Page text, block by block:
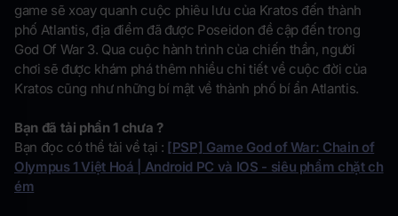
game sẽ xoay quanh cuộc phiêu lưu của Kratos đến thành
phố Atlantis, địa điểm đã được Poseidon đề cập đến trong
God Of War 3. Qua cuộc hành trình của chiến thần, người
chơi sẽ được khám phá thêm nhiều chi tiết về cuộc đời của
Kratos cũng như những bí mật về thành phố bí ẩn Atlantis.
Bạn đã tải phần 1 chưa ?
Bạn đọc có thể tải về tại : [PSP] Game God of War: Chain of
Olympus 1 Việt Hoá | Android PC và IOS - siêu phẩm chặt ch
ém